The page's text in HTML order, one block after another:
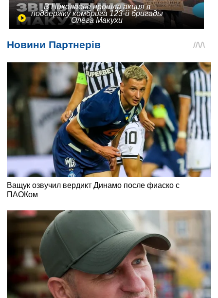
В Николаеве прошла акция в
поддержку комбрига 123-й бригады
Олега Макухи